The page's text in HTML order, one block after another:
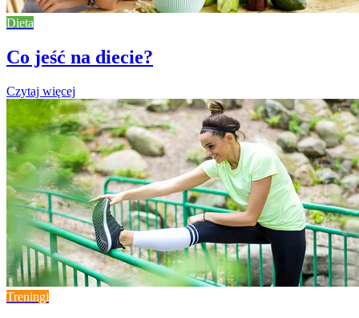
Dieta
Co jeść na diecie?
Czytaj więcej
Treningi